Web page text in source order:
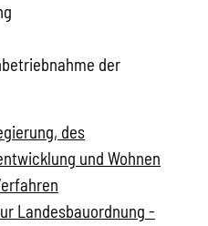
der
des
und Wohnen
Landesbauordnung -